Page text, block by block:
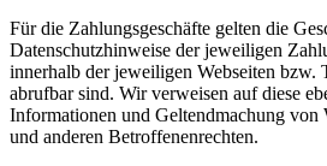
Für die Zahlungsgeschäfte gelten die
Datenschutzhinweise der jeweiligen
innerhalb der jeweiligen Webseiten bzw.
abrufbar sind. Wir verweisen auf diese
Informationen und Geltendmachung
und anderen Betroffenenrechten.